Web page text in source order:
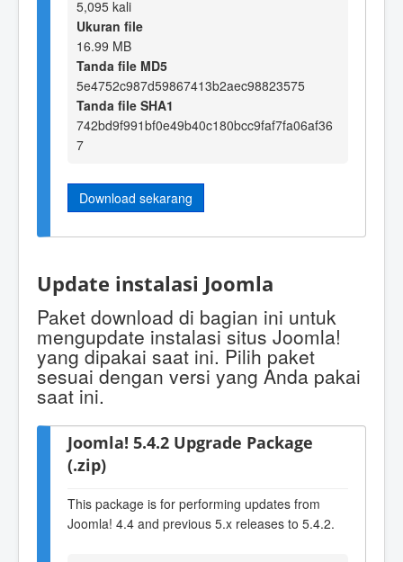
5,095 kali
Ukuran file
16.99 MB
Tanda file MD5
5e4752c987d59867413b2aec98823575
Tanda file SHA1
742bd9f991bf0e49b40c180bcc9faf7fa06af36
7
Download sekarang
Update instalasi Joomla
Paket download di bagian ini untuk
mengupdate instalasi situs Joomla!
yang dipakai saat ini. Pilih paket
sesuai dengan versi yang Anda pakai
saat ini.
Joomla! 5.4.2 Upgrade Package
(.zip)
This package is for performing updates from
Joomla! 4.4 and previous 5.x releases to 5.4.2.